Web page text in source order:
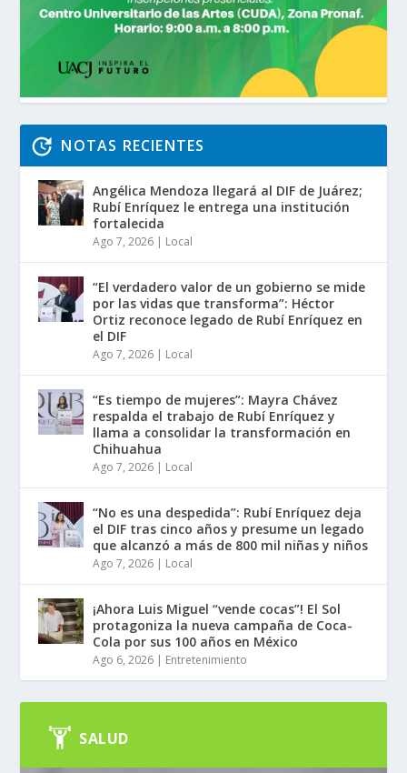
NOTAS RECIENTES
Angélica Mendoza llegará al DIF de Juárez;
Rubí Enríquez le entrega una institución
fortalecida
Ago 7, 2026 | Local
“El verdadero valor de un gobierno se mide
por las vidas que transforma”: Héctor
Ortiz reconoce legado de Rubí Enríquez en
el DIF
Ago 7, 2026 | Local
“Es tiempo de mujeres”: Mayra Chávez
respalda el trabajo de Rubí Enríquez y
llama a consolidar la transformación en
Chihuahua
Ago 7, 2026 | Local
“No es una despedida”: Rubí Enríquez deja
el DIF tras cinco años y presume un legado
que alcanzó a más de 800 mil niñas y niños
Ago 7, 2026 | Local
¡Ahora Luis Miguel “vende cocas”! El Sol
protagoniza la nueva campaña de Coca-
Cola por sus 100 años en México
Ago 6, 2026 | Entretenimiento
SALUD